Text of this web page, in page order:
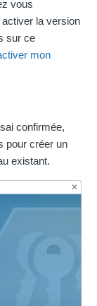
vous
la version
sur ce
mon
confirmée,
pour créer un
existant.